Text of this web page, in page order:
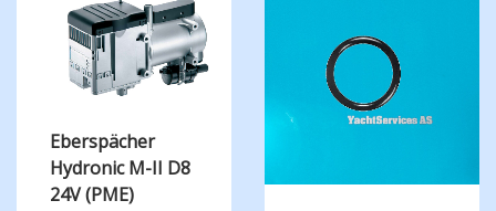
Eberspächer
Hydronic M-II D8
24V (PME)